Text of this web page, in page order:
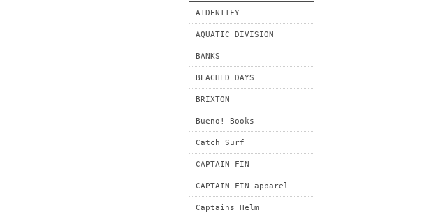
AIDENTIFY
AQUATIC DIVISION
BANKS
BEACHED DAYS
BRIXTON
Bueno! Books
Catch Surf
CAPTAIN FIN
CAPTAIN FIN apparel
Captains Helm